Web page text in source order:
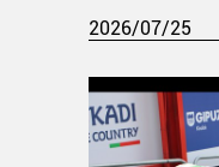
2026/07/25